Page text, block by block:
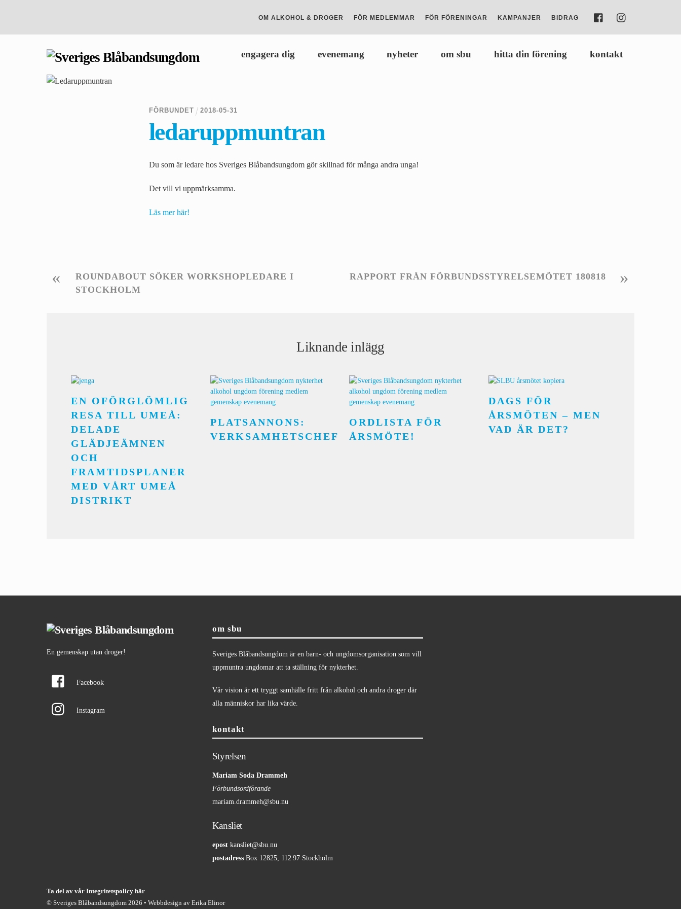
OM ALKOHOL & DROGER FÖR MEDLEMMAR FÖR FÖRENINGAR KAMPANJER BIDRAG
engagera dig evenemang nyheter om sbu hitta din förening kontakt
FÖRBUNDET 2018-05-31
ledaruppmuntran
Du som är ledare hos Sveriges Blåbandsungdom gör skillnad för många andra unga!
Det vill vi uppmärksamma.
Läs mer här!
«
ROUNDABOUT SÖKER WORKSHOPLEDARE I
STOCKHOLM
»
RAPPORT FRÅN FÖRBUNDSSTYRELSEMÖTET 180818
Liknande inlägg
EN OFÖRGLÖMLIG
RESA TILL UMEÅ:
DELADE
GLÄDJEÄMNEN
OCH
FRAMTIDSPLANER
MED VÅRT UMEÅ
DISTRIKT
PLATSANNONS:
VERKSAMHETSCHEF
ORDLISTA FÖR
ÅRSMÖTE!
DAGS FÖR
ÅRSMÖTEN – MEN
VAD ÄR DET?
En gemenskap utan droger!
Facebook
Instagram
om sbu
Sveriges Blåbandsungdom är en barn- och ungdomsorganisation som vill
uppmuntra ungdomar att ta ställning för nykterhet.
Vår vision är ett tryggt samhälle fritt från alkohol och andra droger där
alla människor har lika värde.
kontakt
Styrelsen
Mariam Soda Drammeh
Förbundsordförande
mariam.drammeh@sbu.nu
Kansliet
epost kansliet@sbu.nu
postadressBox 12825, 112 97 Stockholm
Ta del av vår Integritetspolicy här
© Sveriges Blåbandsungdom 2026 • Webbdesign av Erika Elinor